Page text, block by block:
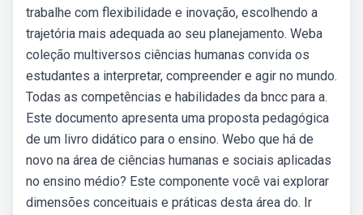
trabalhe com flexibilidade e inovação, escolhendo a
trajetória mais adequada ao seu planejamento. Weba
coleção multiversos ciências humanas convida os
estudantes a interpretar, compreender e agir no mundo.
Todas as competências e habilidades da bncc para a.
Este documento apresenta uma proposta pedagógica
de um livro didático para o ensino. Webo que há de
novo na área de ciências humanas e sociais aplicadas
no ensino médio? Este componente você vai explorar
dimensões conceituais e práticas desta área do. Ir